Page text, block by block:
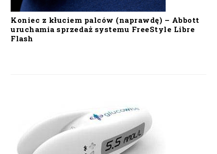
Koniec z kłuciem palców (naprawdę) – Abbott
uruchamia sprzedaż systemu FreeStyle Libre
Flash